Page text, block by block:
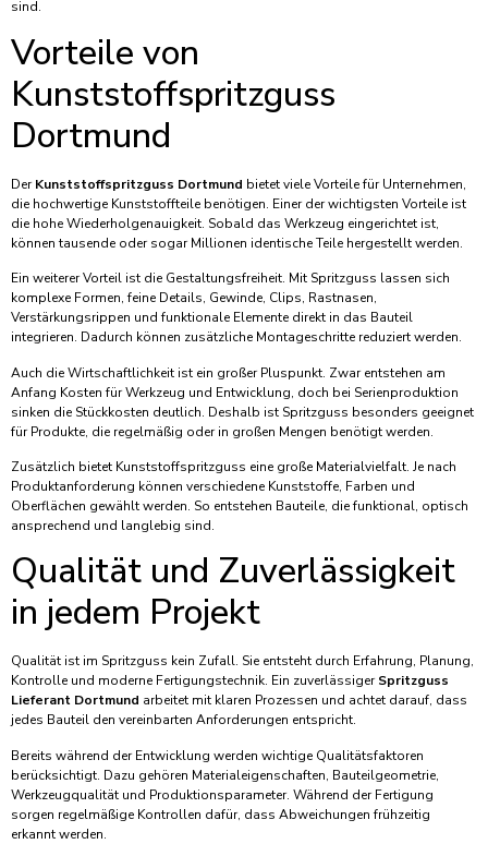
sind.
Vorteile von
Kunststoffspritzguss
Dortmund
DerKunststoffspritzguss Dortmund bietet viele Vorteile für Unternehmen,
die hochwertige Kunststoffteile benötigen. Einer der wichtigsten Vorteile ist
die hohe Wiederholgenauigkeit. Sobald das Werkzeug eingerichtet ist,
können tausende oder sogar Millionen identische Teile hergestellt werden.
Ein weiterer Vorteil ist die Gestaltungsfreiheit. Mit Spritzguss lassen sich
komplexe Formen, feine Details, Gewinde, Clips, Rastnasen,
Verstärkungsrippen und funktionale Elemente direkt in das Bauteil
integrieren. Dadurch können zusätzliche Montageschritte reduziert werden.
Auch die Wirtschaftlichkeit ist ein großer Pluspunkt. Zwar entstehen am
Anfang Kosten für Werkzeug und Entwicklung, doch bei Serienproduktion
sinken die Stückkosten deutlich. Deshalb ist Spritzguss besonders geeignet
für Produkte, die regelmäßig oder in großen Mengen benötigt werden.
Zusätzlich bietet Kunststoffspritzguss eine große Materialvielfalt. Je nach
Produktanforderung können verschiedene Kunststoffe, Farben und
Oberflächen gewählt werden. So entstehen Bauteile, die funktional, optisch
ansprechend und langlebig sind.
Qualität und Zuverlässigkeit
in jedem Projekt
Qualität ist im Spritzguss kein Zufall. Sie entsteht durch Erfahrung, Planung,
Kontrolle und moderne Fertigungstechnik. Ein zuverlässigerSpritzguss
Lieferant Dortmund arbeitet mit klaren Prozessen und achtet darauf, dass
jedes Bauteil den vereinbarten Anforderungen entspricht.
Bereits während der Entwicklung werden wichtige Qualitätsfaktoren
berücksichtigt. Dazu gehören Materialeigenschaften, Bauteilgeometrie,
Werkzeugqualität und Produktionsparameter. Während der Fertigung
sorgen regelmäßige Kontrollen dafür, dass Abweichungen frühzeitig
erkannt werden.